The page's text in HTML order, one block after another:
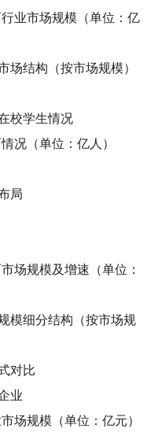
业市场规模（单位：亿
场结构（按市场规模）
校学生情况
况（单位：亿人）
局
场规模及增速（单位：
模细分结构（按市场规
对比
业
场规模（单位：亿元）